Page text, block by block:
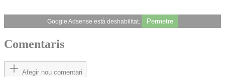
Google Adsense està deshabilitat. Permetre
Comentaris
Afegir nou comentari